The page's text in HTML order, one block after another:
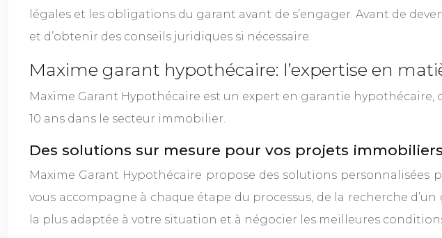
légales et les obligations du garant avant de s’engager. Avant de
et d’obtenir des conseils juridiques si nécessaire.
Maxime garant hypothécaire: l’expertise en
Maxime Garant Hypothécaire est un expert en garantie
10 ans dans le secteur immobilier.
Des solutions sur mesure pour vos projets immobiliers
Maxime Garant Hypothécaire propose des solutions personnalisées
vous accompagne à chaque étape du processus, de la recherche
la plus adaptée à votre situation et à négocier les meilleures